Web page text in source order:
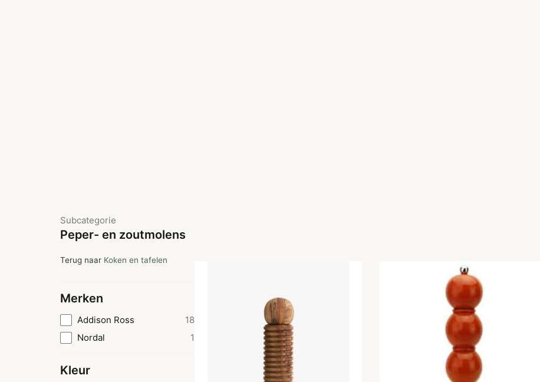
Subcategorie
Peper- en zoutmolens
Terug naar Koken en tafelen
Merken
Addison Ross
18
Nordal
1
Kleur